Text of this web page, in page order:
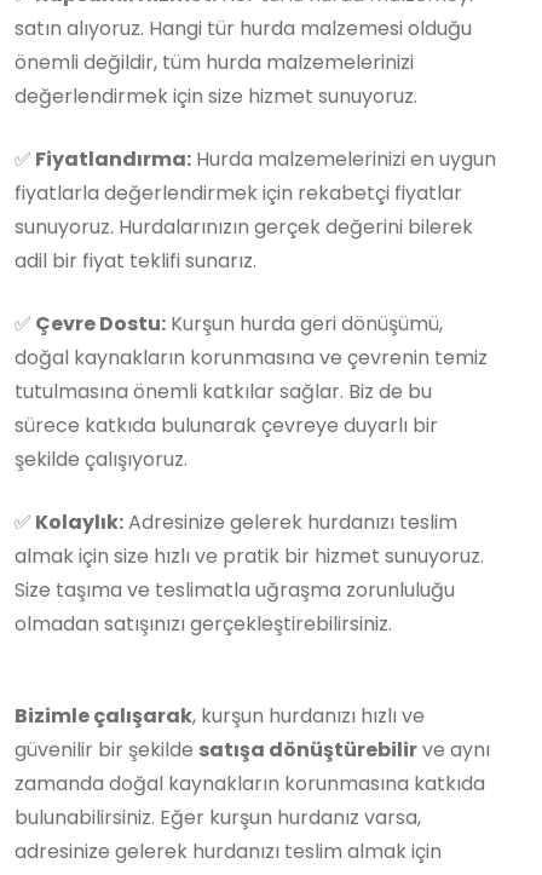
satın alıyoruz. Hangi tür hurda malzemesi olduğu
önemli değildir, tüm hurda malzemelerinizi
değerlendirmek için size hizmet sunuyoruz.
✅ Fiyatlandırma: Hurda malzemelerinizi en uygun
fiyatlarla değerlendirmek için rekabetçi fiyatlar
sunuyoruz. Hurdalarınızın gerçek değerini bilerek
adil bir fiyat teklifi sunarız.
✅ Çevre Dostu: Kurşun hurda geri dönüşümü,
doğal kaynakların korunmasına ve çevrenin temiz
tutulmasına önemli katkılar sağlar. Biz de bu
sürece katkıda bulunarak çevreye duyarlı bir
şekilde çalışıyoruz.
✅ Kolaylık:Adresinize gelerek hurdanızı teslim
almak için size hızlı ve pratik bir hizmet sunuyoruz.
Size taşıma ve teslimatla uğraşma zorunluluğu
olmadan satışınızı gerçekleştirebilirsiniz.
Bizimle çalışarak, kurşun hurdanızı hızlı ve
güvenilir bir şekilde satışa dönüştürebilirve aynı
zamanda doğal kaynakların korunmasına katkıda
bulunabilirsiniz. Eğer kurşun hurdanız varsa,
adresinize gelerek hurdanızı teslim almak için